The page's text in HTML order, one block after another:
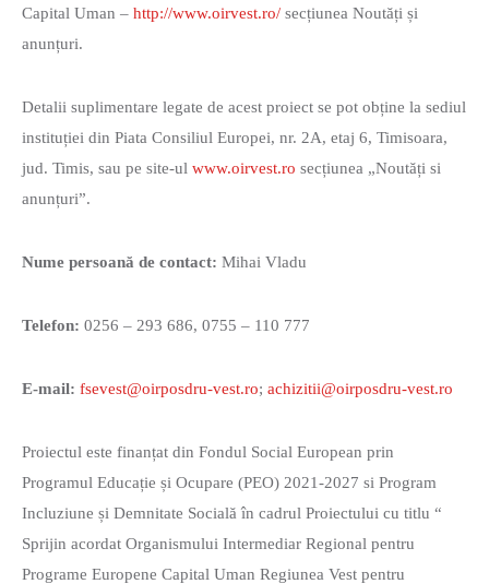
Capital Uman – http://www.oirvest.ro/ secțiunea Noutăți și
anunțuri.
Detalii suplimentare legate de acest proiect se pot obține la sediul
instituției din Piata Consiliul Europei, nr. 2A, etaj 6, Timisoara,
jud. Timis, sau pe site-ul www.oirvest.ro secțiunea „Noutăți si
anunțuri”.
Nume persoană de contact: Mihai Vladu
Telefon: 0256 – 293 686, 0755 – 110 777
E-mail: fsevest@oirposdru-vest.ro; achizitii@oirposdru-vest.ro
Proiectul este finanțat din Fondul Social European prin
Programul Educație și Ocupare (PEO) 2021-2027 si Program
Incluziune și Demnitate Socială în cadrul Proiectului cu titlu “
Sprijin acordat Organismului Intermediar Regional pentru
Programe Europene Capital Uman Regiunea Vest pentru